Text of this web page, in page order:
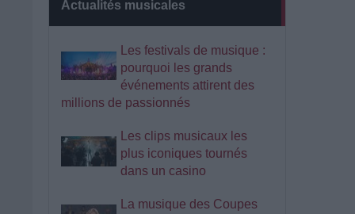
Actualités musicales
Les festivals de musique :
pourquoi les grands
événements attirent des
millions de passionnés
Les clips musicaux les
plus iconiques tournés
dans un casino
La musique des Coupes